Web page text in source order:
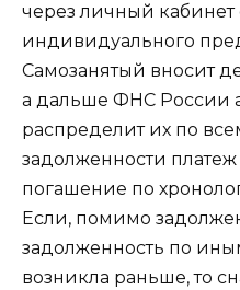
через личный
индивидуального
Самозанятый вносит
а дальше ФНС России
распределит их по
задолженности
погашение по
Если, помимо
задолженность по
возникла раньше, то